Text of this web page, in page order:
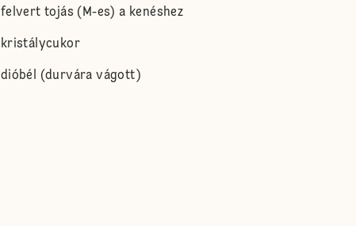
felvert tojás (M-es) a kenéshez
kristálycukor
dióbél (durvára vágott)